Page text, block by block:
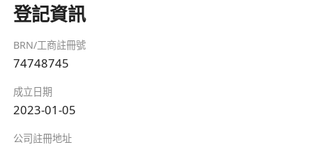
登記資訊
BRN/工商註冊號
74748745
成立日期
2023-01-05
公司註冊地址